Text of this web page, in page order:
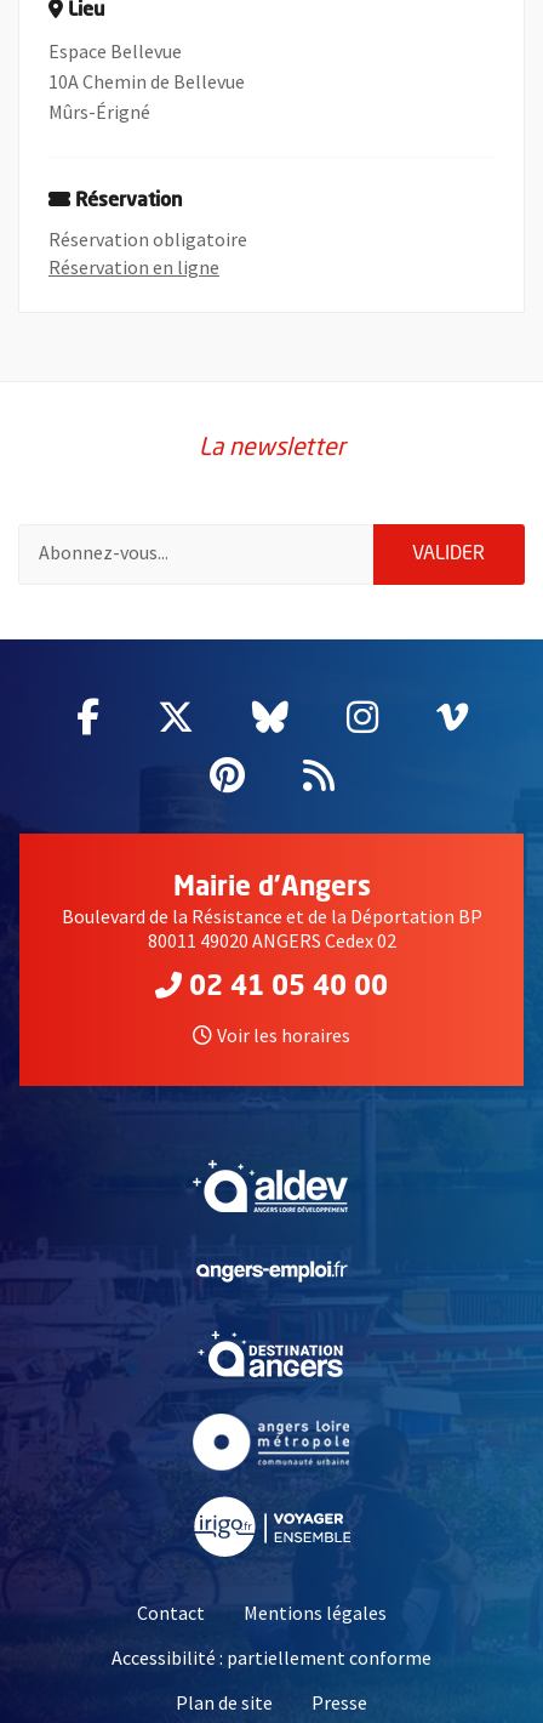
Lieu
Espace Bellevue
10A Chemin de Bellevue
Mûrs-Érigné
Réservation
Réservation obligatoire
Réservation en ligne
La newsletter
VALIDER
Facebook
, Ouvre une nouvelle fenêtre
Twitter
, Ouvre une nouvelle
Bluesky
, Ouvre une
Instagram
, Ouvre
,
Pinterest
, Ouvre une
Flux RSS
Mairie d'Angers
Boulevard de la Résistance et de la Déportation BP
80011 49020 ANGERS Cedex 02
02 41 05 40 00
Voir les horaires
, Ouvre une nouvelle
, Ouvre une nouvelle
Contact
Mentions légales
Accessibilité : partiellement conforme
Plan de site
Presse